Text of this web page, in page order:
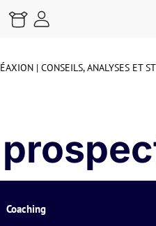
| CONSEILS, ANALYSES ET
Coaching